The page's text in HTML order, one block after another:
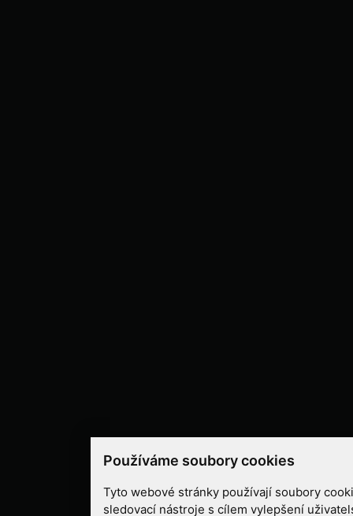
Používáme soubory cookies
Tyto webové stránky používají soubory
sledovací nástroje s cílem vylepšení